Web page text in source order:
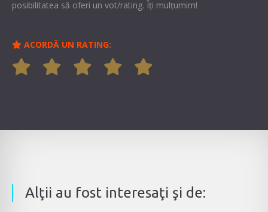
posibilitatea să oferi un vot/rating. Îți mulțumim!
ACORDĂ UN RATING:
Alţii au fost interesaţi şi de: